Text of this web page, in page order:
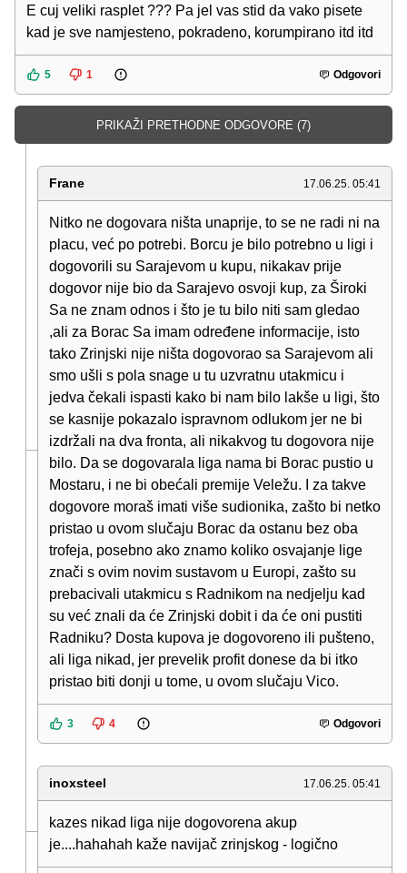
E cuj veliki rasplet ??? Pa jel vas stid da vako pisete
kad je sve namjesteno, pokradeno, korumpirano itd itd
5 1 Odgovori
PRIKAŽI PRETHODNE ODGOVORE (7)
Frane 17.06.25. 05:41
Nitko ne dogovara ništa unaprije, to se ne radi ni na
placu, već po potrebi. Borcu je bilo potrebno u ligi i
dogovorili su Sarajevom u kupu, nikakav prije
dogovor nije bio da Sarajevo osvoji kup, za Široki
Sa ne znam odnos i što je tu bilo niti sam gledao
,ali za Borac Sa imam određene informacije, isto
tako Zrinjski nije ništa dogovorao sa Sarajevom ali
smo ušli s pola snage u tu uzvratnu utakmicu i
jedva čekali ispasti kako bi nam bilo lakše u ligi, što
se kasnije pokazalo ispravnom odlukom jer ne bi
izdržali na dva fronta, ali nikakvog tu dogovora nije
bilo. Da se dogovarala liga nama bi Borac pustio u
Mostaru, i ne bi obećali premije Veležu. I za takve
dogovore moraš imati više sudionika, zašto bi netko
pristao u ovom slučaju Borac da ostanu bez oba
trofeja, posebno ako znamo koliko osvajanje lige
znači s ovim novim sustavom u Europi, zašto su
prebacivali utakmicu s Radnikom na nedjelju kad
su već znali da će Zrinjski dobit i da će oni pustiti
Radniku? Dosta kupova je dogovoreno ili pušteno,
ali liga nikad, jer prevelik profit donese da bi itko
pristao biti donji u tome, u ovom slučaju Vico.
3 4 Odgovori
inoxsteel 17.06.25. 05:41
kazes nikad liga nije dogovorena akup
je....hahahah kaže navijač zrinjskog - logično